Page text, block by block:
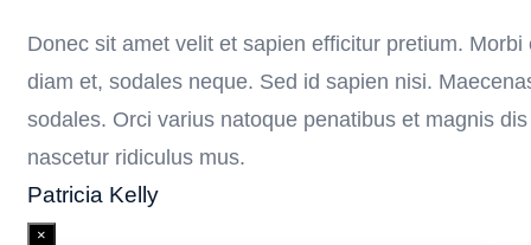
Donec sit amet velit et sapien efficitur pretium.
diam et, sodales neque. Sed id sapien nisi.
sodales. Orci varius natoque penatibus et magnis
nascetur ridiculus mus.
Patricia Kelly
×